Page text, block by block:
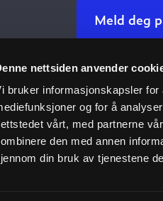
nettsiden anvender
bruker informasjonskapsler
og for å
vårt, med partnerne
den med annen
din bruk av tjenestene
Meld deg
Ulefos
Om oss
Åpenhetsloven
Her finner du oss